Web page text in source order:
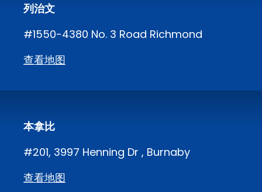
列治文
#1550-4380 No. 3 Road Richmond
查看地图
本拿比
#201, 3997 Henning Dr , Burnaby
查看地图